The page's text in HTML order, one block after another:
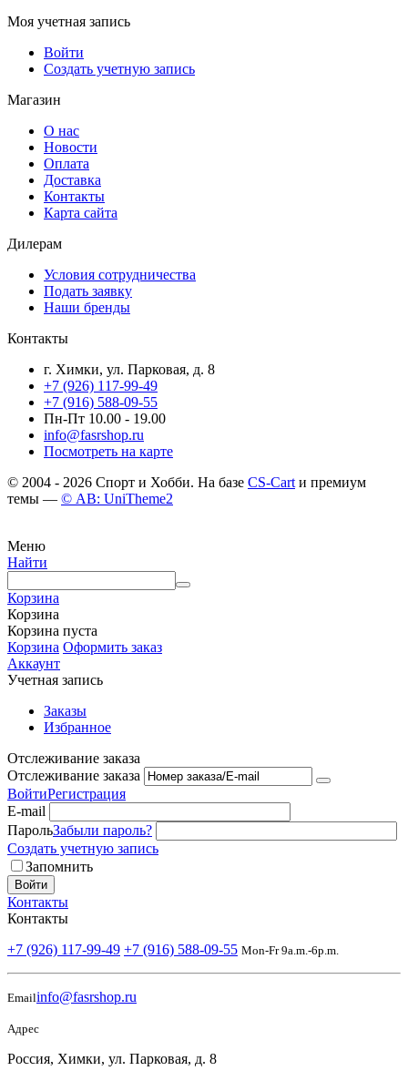
Моя учетная запись
Войти
Создать учетную запись
Магазин
О нас
Новости
Оплата
Доставка
Контакты
Карта сайта
Дилерам
Условия сотрудничества
Подать заявку
Наши бренды
Контакты
г. Химки, ул. Парковая, д. 8
+7 (926) 117-99-49
+7 (916) 588-09-55
Пн-Пт 10.00 - 19.00
info@fasrshop.ru
Посмотреть на карте
© 2004 - 2026 Спорт и Хобби. На базе CS-Cart и премиум
темы — © AB: UniTheme2
Меню
Найти
Корзина
Корзина
Корзина пуста
Корзина Оформить заказ
Аккаунт
Учетная запись
Заказы
Избранное
Отслеживание заказа
Отслеживание заказа
ВойтиРегистрация
E-mail
ПарольЗабыли пароль?
Создать учетную запись
Запомнить
Войти
Контакты
Контакты
+7 (926) 117-99-49 +7 (916) 588-09-55 Mon-Fr 9a.m.-6p.m.
Emailinfo@fasrshop.ru
Адрес
Россия, Химки, ул. Парковая, д. 8